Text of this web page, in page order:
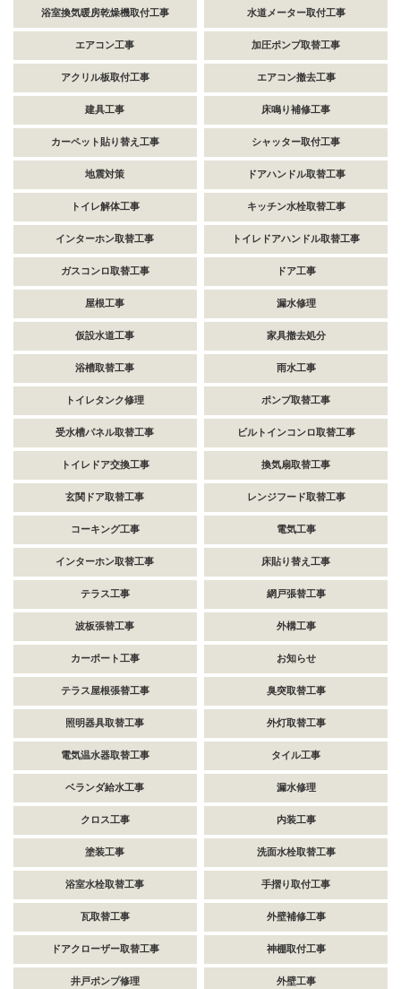
浴室換気暖房乾燥機取付工事 水道メーター取付工事
エアコン工事 加圧ポンプ取替工事
アクリル板取付工事 エアコン撤去工事
建具工事 床鳴り補修工事
カーペット貼り替え工事 シャッター取付工事
地震対策 ドアハンドル取替工事
トイレ解体工事 キッチン水栓取替工事
インターホン取替工事 トイレドアハンドル取替工事
ガスコンロ取替工事 ドア工事
屋根工事 漏水修理
仮設水道工事 家具撤去処分
浴槽取替工事 雨水工事
トイレタンク修理 ポンプ取替工事
受水槽パネル取替工事 ビルトインコンロ取替工事
トイレドア交換工事 換気扇取替工事
玄関ドア取替工事 レンジフード取替工事
コーキング工事 電気工事
インターホン取替工事 床貼り替え工事
テラス工事 網戸張替工事
波板張替工事 外構工事
カーポート工事 お知らせ
テラス屋根張替工事 臭突取替工事
照明器具取替工事 外灯取替工事
電気温水器取替工事 タイル工事
ベランダ給水工事 漏水修理
クロス工事 内装工事
塗装工事 洗面水栓取替工事
浴室水栓取替工事 手摺り取付工事
瓦取替工事 外壁補修工事
ドアクローザー取替工事 神棚取付工事
井戸ポンプ修理 外壁工事